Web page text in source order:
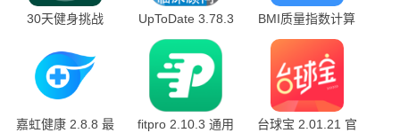
30天健身挑战
UpToDate 3.78.3
官方版
BMI质量指数计算
器 2.21 官方版
嘉虹健康 2.8.8 最
fitpro 2.10.3 通用
台球宝 2.01.21 官